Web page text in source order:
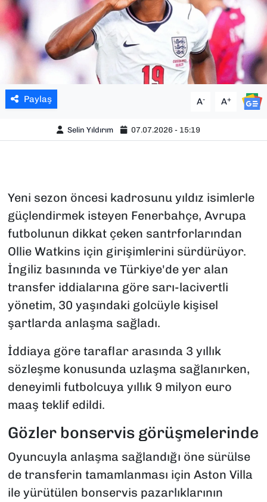
Paylaş A- A+
Selin Yıldırım 07.07.2026 - 15:19
Yeni sezon öncesi kadrosunu yıldız isimlerle
güçlendirmek isteyen Fenerbahçe, Avrupa
futbolunun dikkat çeken santrforlarından
Ollie Watkins için girişimlerini sürdürüyor.
İngiliz basınında ve Türkiye'de yer alan
transfer iddialarına göre sarı-lacivertli
yönetim, 30 yaşındaki golcüyle kişisel
şartlarda anlaşma sağladı.
İddiaya göre taraflar arasında 3 yıllık
sözleşme konusunda uzlaşma sağlanırken,
deneyimli futbolcuya yıllık 9 milyon euro
maaş teklif edildi.
Gözler bonservis görüşmelerinde
Oyuncuyla anlaşma sağlandığı öne sürülse
de transferin tamamlanması için Aston Villa
ile yürütülen bonservis pazarlıklarının
YEREL YÖNETİMLER